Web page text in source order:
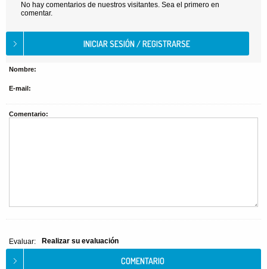
No hay comentarios de nuestros visitantes. Sea el primero en
comentar.
Nombre:
E-mail:
Comentario:
Evaluar: Realizar su evaluación